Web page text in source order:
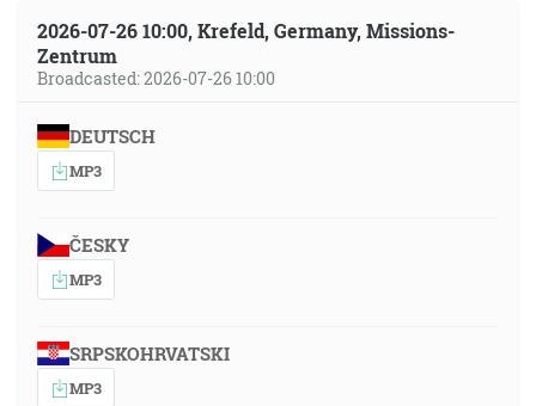
2026-07-26 10:00, Krefeld, Germany, Missions-
Zentrum
Broadcasted: 2026-07-26 10:00
DEUTSCH
MP3
ČESKY
MP3
SRPSKOHRVATSKI
MP3